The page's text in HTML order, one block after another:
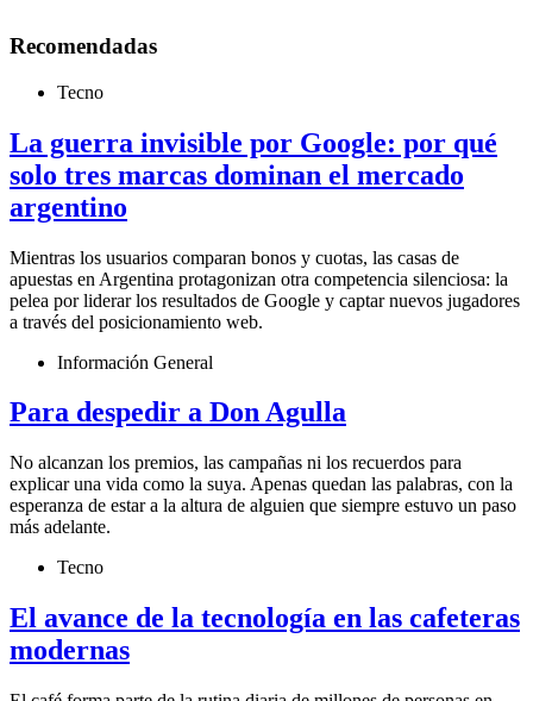
Recomendadas
Tecno
La guerra invisible por Google: por qué
solo tres marcas dominan el mercado
argentino
Mientras los usuarios comparan bonos y cuotas, las casas de
apuestas en Argentina protagonizan otra competencia silenciosa: la
pelea por liderar los resultados de Google y captar nuevos jugadores
a través del posicionamiento web.
Información General
Para despedir a Don Agulla
No alcanzan los premios, las campañas ni los recuerdos para
explicar una vida como la suya. Apenas quedan las palabras, con la
esperanza de estar a la altura de alguien que siempre estuvo un paso
más adelante.
Tecno
El avance de la tecnología en las cafeteras
modernas